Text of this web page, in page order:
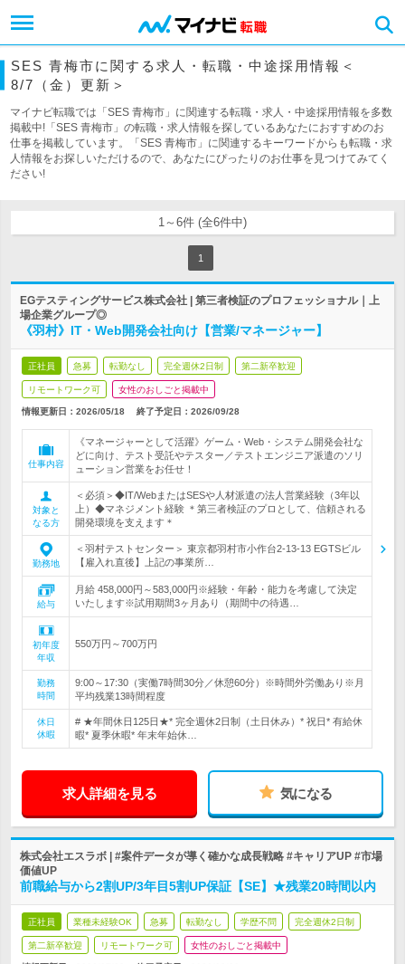
SES 青梅市に関する求人・転職・中途採用情報＜
8/7（金）更新＞
マイナビ転職では「SES 青梅市」に関連する転職・求人・中途採用情報を多数
掲載中!「SES 青梅市」の転職・求人情報を探しているあなたにおすすめのお
仕事を掲載しています。「SES 青梅市」に関連するキーワードからも転職・求
人情報をお探しいただけるので、あなたにぴったりのお仕事を見つけてみてく
ださい!
1～6件 (全6件中)
1
EGテスティングサービス株式会社 | 第三者検証のプロフェッショナル｜上
場企業グループ◎
《羽村》IT・Web開発会社向け【営業/マネージャー】
正社員 急募 転勤なし 完全週休2日制 第二新卒歓迎
リモートワーク可 女性のおしごと掲載中
情報更新日：2026/05/18 終了予定日： 2026/09/28
仕事内容
《マネージャーとして活躍》ゲーム・Web・システム開発会社な
どに向け、テスト受託やテスター／テストエンジニア派遣のソリ
ューション営業をお任せ！
対象と
なる方
＜必須＞◆IT/WebまたはSESや人材派遣の法人営業経験（3年以
上）◆マネジメント経験 ＊第三者検証のプロとして、信頼される
開発環境を支えます＊
勤務地
＜羽村テストセンター＞ 東京都羽村市小作台2-13-13 EGTSビル
【雇入れ直後】上記の事業所…
給与
月給 458,000円～583,000円※経験・年齢・能力を考慮して決定
いたします※試用期間3ヶ月あり（期間中の待遇…
初年度
年収
550万円～700万円
勤務
時間
9:00～17:30（実働7時間30分／休憩60分）※時間外労働あり※月
平均残業13時間程度
休日
休暇
# ★年間休日125日★* 完全週休2日制（土日休み）* 祝日* 有給休
暇* 夏季休暇* 年末年始休…
求人詳細を見る 気になる
株式会社エスラボ | #案件データが導く確かな成長戦略 #キャリアUP #市場
価値UP
前職給与から2割UP/3年目5割UP保証【SE】★残業20時間以内
正社員 業種未経験OK 急募 転勤なし 学歴不問 完全週休2日制
第二新卒歓迎 リモートワーク可 女性のおしごと掲載中